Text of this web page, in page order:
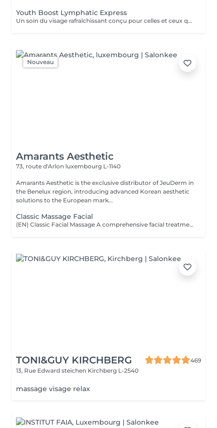
Youth Boost Lymphatic Express
Un soin du visage rafraîchissant conçu pour celles et ceux qui souhaitent obtenir des résultats visibles en peu de temps. Nettoyage, exfoliation et soins ciblés contribuent à révéler un teint frais, lumineux et revitalisé. Un drainage lymphatique du visage peut être intégré sur demande.
Nouveau
Amarants Aesthetic
73, route d'Arlon luxembourg L-1140
Amarants Aesthetic is the exclusive distributor of JeuDerm in
the Benelux region, introducing advanced Korean aesthetic
solutions to the European mark...
Classic Massage Facial
(EN) Classic Facial Massage A comprehensive facial treatment combining classic massage techniques with a professional mask as the final step. The treatment is designed to relax facial muscles, improve microcirculation, support skin tone, and restore a feeling of freshness and comfort. The treatment is performed using professional JeuDerm skincare products. The finishing professional mask enhances the effects of the treatment, providing deep hydration, nourishment, and comfort for the skin. An ideal ritual for releasing facial tension, supporting skin recovery, improving overall skin condition, and maintaining natural beauty and radiance. Who is this treatment for? * Facial muscle tension; * Signs of fatigue and stress; * Loss of skin tone and firmness; * Skin requiring hydration and recovery; * Skin showing signs of fatigue; * Maintaining healthy and well-cared-for skin. Benefits after the treatment: * Relaxed facial muscles; * Fresher and more rested appearance; * Feeling of relaxation and lightness; * Hydrated and comfortable skin; * Support of skin tone; * Natural skin radiance. (FR) Massage facial classique Un soin complet associant les techniques classiques de massage du visage avec l'application d'un masque professionnel en étape finale. Le soin vise à détendre les muscles du visage, améliorer la microcirculation, maintenir le tonus cutané et restaurer une sensation de fraîcheur et de confort. Le soin est réalisé avec les produits professionnels JeuDerm. Le masque professionnel finalise le traitement en renforçant ses effets, en apportant une hydratation profonde, des soins nourrissants et un confort optimal à la peau. Un rituel idéal pour libérer les tensions, favoriser la récupération de la peau, améliorer son état général et préserver sa beauté naturelle et son éclat. À qui s'adresse ce soin ? * Tensions musculaires du visage ; * Signes de fatigue et de stress ; * Perte de tonicité et de fermeté de la peau ; * Peaux nécessitant hydratation et récupération ; * Peaux marquées par la fatigue ; * Entretien d'une peau saine et soignée. Résultats après le soin : * Muscles du visage détendus ; * Visage plus frais et reposé ; * Sensation de détente et de légèreté ; * Peau hydratée et confortable ; * Maintien du tonus cutané ; * Éclat naturel de la peau.
TONI&GUY KIRCHBERG
469
13, Rue Edward steichen Kirchberg L-2540
massage visage relax